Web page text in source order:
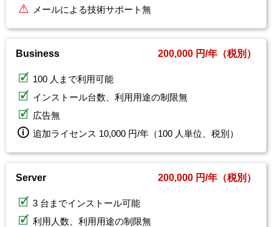
メールによる技術サポート無
Business 200,000 円/年（税別）
100 人まで利用可能
インストール台数、利用用途の制限無
広告無
追加ライセンス 10,000 円/年（100 人単位、税別）
Server 200,000 円/年（税別）
3 台までインストール可能
利用人数、利用用途の制限無